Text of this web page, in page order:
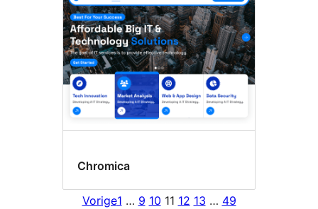
Chromica
Vorige1 … 9 10 11 12 13 … 49